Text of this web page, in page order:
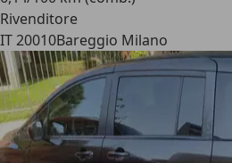
Rivenditore
IT 20010Bareggio Milano